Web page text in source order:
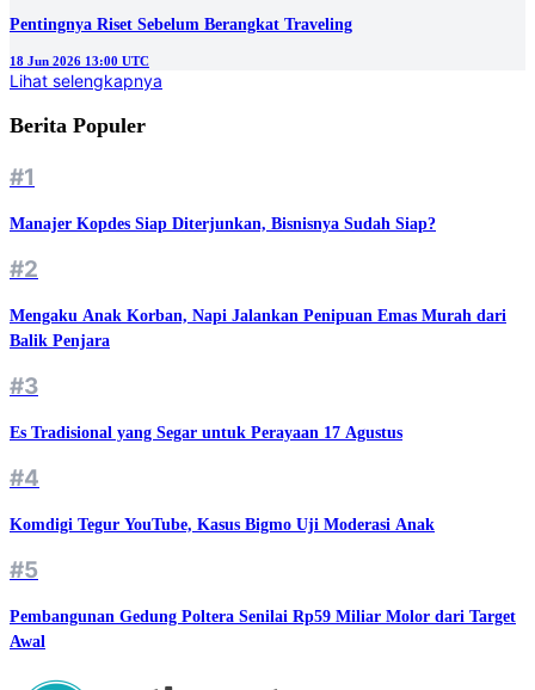
Pentingnya Riset Sebelum Berangkat Traveling
18 Jun 2026 13:00 UTC
Lihat selengkapnya
Berita Populer
#1
Manajer Kopdes Siap Diterjunkan, Bisnisnya Sudah Siap?
#2
Mengaku Anak Korban, Napi Jalankan Penipuan Emas Murah dari
Balik Penjara
#3
Es Tradisional yang Segar untuk Perayaan 17 Agustus
#4
Komdigi Tegur YouTube, Kasus Bigmo Uji Moderasi Anak
#5
Pembangunan Gedung Poltera Senilai Rp59 Miliar Molor dari Target
Awal